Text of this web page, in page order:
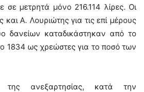
σε μετρητά μόνο 216.114 λίρες. Οι
και Α. Λουριώτης για τις επί μέρους
δανείων καταδικάστηκαν από το
1834 ως χρεώστες για το ποσό των
ανεξαρτησίας, κατά την